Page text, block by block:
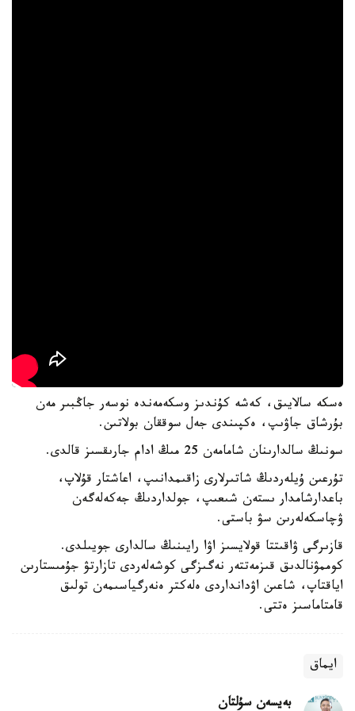
ەسكە سالايىق، كەشە كۇندىز وسكەمەندە نوسەر جاڭبىر مەن
بۇرشاق جاۋىپ، ەكپىندى جەل سوققان بولاتىن.
سونىڭ سالدارىنان شامامەن 25 مىڭ ادام جارىقسىز قالدى.
تۇرعىن ۇيلەردىڭ شاتىرلارى زاقىمدانىپ، اعاشتار قۇلاپ،
باعدارشامدار ىستەن شىعىپ، جولداردىڭ جەكەلەگەن
ۋچاسكەلەرىن سۋ باستى.
قازىرگى ۋاقىتتا قولايسىز اۋا رايىنىڭ سالدارى جويىلدى.
كوممۋنالدىق قىزمەتتەر نەگىزگى كوشەلەردى تازارتۋ جۇمىستارىن
اياقتاپ، شاعىن اۋدانداردى ەلەكتر ەنەرگياسىمەن تولىق
قامتاماسىز ەتتى.
ايماق
بەيسەن سۇلتان